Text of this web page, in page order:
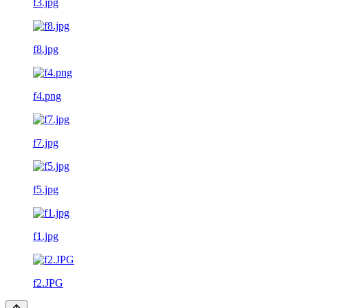
f8.jpg
f4.png
f7.jpg
f5.jpg
f1.jpg
f2.JPG